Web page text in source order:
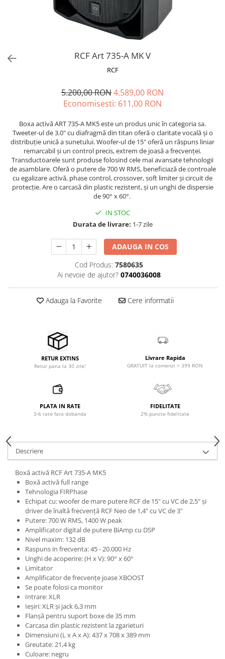
Power Conditioner
Accesorii de microfoane
Microfoane de broadcast
Microfoane de instrumente
calibrare
Microfoane de studio
Microfoane de Suprafata
Microfoane de voce si live
Microfoane lavaliera si headset
Microfoane podcast, USB, iOS /
Microfoane pt Camere Video
Microfoane pt instalatii si
Microfoane Ribbon
Microfoane Suspendabile
Stative de microfon
Accesorii de microfoane
Accesorii de rack
Accesorii echipamente de studio
Controllere MIDI - USB DAW
Convertoare AD/DA
Interfete MIDI si Cabluri Midi-USB
Microfoane de studio
Pop filtre
Preamplificatoare
Protectii antifonice pentru urechi
Rack studio
Recordere de studio
Recordere portabile
Sintetizatoare
Standuri si stative de monitoare
Subwoofere de studio
Tratament acustic
Lumini si efecte
Accesorii pentru lumini
Bare Led
Cabluri de Alimentare
RCF Art 735-A MK V
RCF
5.200,00 RON4.589,00 RON
Economisesti: 611,00 RON
Boxa activă ART 735-A MK5 este un produs unic în categoria sa.
Tweeter-ul de 3.0" cu diafragmă din titan oferă o claritate vocală și o
distribuție unică a sunetului. Woofer-ul de 15" oferă un răspuns liniar
remarcabil și un control precis, extrem de joasă a frecvenței.
Transductoarele sunt produse folosind cele mai avansate tehnologii
de asamblare. Oferă o putere de 700 W RMS, beneficiază de controale
cu egalizare activă, phase control, crossover, soft limiter și circuit de
protecție. Are o carcasă din plastic rezistent, și un unghi de dispersie
de 90° x 60°.
IN STOC
Durata de livrare: 1-7 zile
ADAUGA IN COS
Cod Produs: 7580635
Ai nevoie de ajutor? 0740036008
Adauga la Favorite Cere informatii
RETUR EXTINS
Retur pana la 30 zile!
Livrare Rapida
GRATUIT la comenzi > 399 RON
PLATA IN RATE
3-6 rate fara dobanda
FIDELITATE
2% puncte fidelitate
Descriere
Boxă activă RCF Art 735-A MK5
Boxă activă full range
Tehnologia FIRPhase
Echipat cu: woofer de mare putere RCF de 15" cu VC de 2,5" și
driver de înaltă frecvență RCF Neo de 1,4" cu VC de 3"
Putere: 700 W RMS, 1400 W peak
Amplificator digital de putere BiAmp cu DSP
Nivel maxim: 132 dB
Raspuns in frecventa: 45 - 20.000 Hz
Unghi de acoperire: (H x V): 90° x 60°
Limitator
Amplificator de frecvențe joase XBOOST
Se poate folosi ca monitor
Intrare: XLR
Ieșiri: XLR și jack 6,3 mm
Flanșă pentru suport boxe de 35 mm
Carcasa din plastic rezistent la zgarieturi
Dimensiuni (L x A x A): 437 x 708 x 389 mm
Greutate: 21,4 kg
Culoare: negru